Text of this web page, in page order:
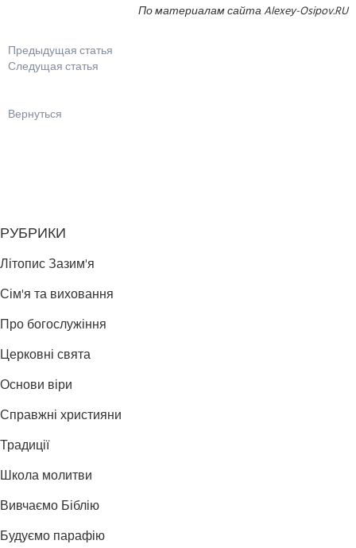
По материалам сайта Alexey-Osipov.RU
Предыдущая статья
Следущая статья
Вернуться
РУБРИКИ
Літопис Зазим'я
Сім'я та виховання
Про богослужіння
Церковні свята
Основи віри
Справжні християни
Традиції
Школа молитви
Вивчаємо Біблію
Будуємо парафію